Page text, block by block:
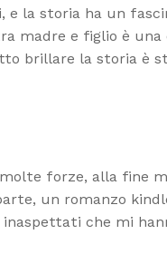
la storia ha un
madre e figlio è una
brillare la storia è
forze, alla fine
un romanzo
che mi